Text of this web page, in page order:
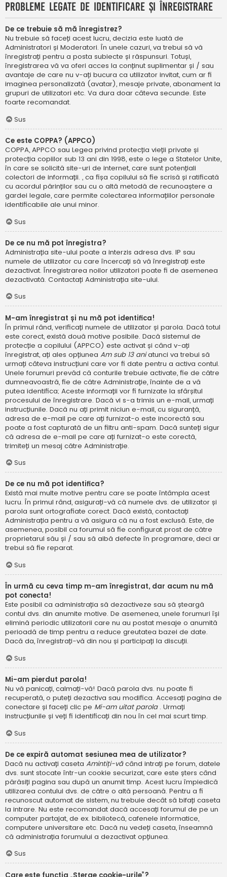
Probleme legate de identificare și înregistrare
De ce trebuie să mă înregistrez?
Nu trebuie să faceți acest lucru, decizia este luată de
Administratori și Moderatori. În unele cazuri, va trebui să vă
înregistrați pentru a posta subiecte și răspunsuri. Totuși,
înregistrarea vă va oferi acces la conținut suplimentar și / sau
avantaje de care nu v-ați bucura ca utilizator invitat, cum ar fi
imaginea personalizată (avatar), mesaje private, abonament la
grupuri de utilizatori etc. Va dura doar câteva secunde. Este
foarte recomandat.
Sus
Ce este COPPA? (APPCO)
COPPA, APPCO sau Legea privind protecția vieții private și
protecția copiilor sub 13 ani din 1998, este o lege a Statelor Unite,
în care se solicită site-uri de internet, care sunt potențiali
colectori de informații. , ca fișa copilului să fie scrisă și ratificată
cu acordul părinților sau cu o altă metodă de recunoaștere a
gardei legale, care permite colectarea informațiilor personale
identificabile ale unui minor.
Sus
De ce nu mă pot înregistra?
Administrația site-ului poate a interzis adresa dvs. IP sau
numele de utilizator cu care încercați să vă înregistrați este
dezactivat. Înregistrarea noilor utilizatori poate fi de asemenea
dezactivată. Contactați Administrația site-ului.
Sus
M-am înregistrat și nu mă pot identifica!
În primul rând, verificați numele de utilizator și parola. Dacă totul
este corect, există două motive posibile. Dacă sistemul de
protecție a copilului (APPCO) este activat și când v-ați
înregistrat, ați ales opțiunea Am sub 13 aniatunci va trebui să
urmați câteva instrucțiuni care vor fi date pentru a activa contul.
Unele forumuri prevăd că conturile trebuie activate, fie de către
dumneavoastră, fie de către Administrație, înainte de a vă
putea identifica; Aceste informații vor fi furnizate la sfârșitul
procesului de înregistrare. Dacă vi s-a trimis un e-mail, urmați
instrucțiunile. Dacă nu ați primit niciun e-mail, cu siguranță,
adresa de e-mail pe care ați furnizat-o este incorectă sau
poate a fost capturată de un filtru anti-spam. Dacă sunteți sigur
că adresa de e-mail pe care ați furnizat-o este corectă,
trimiteți un mesaj către Administrație.
Sus
De ce nu mă pot identifica?
Există mai multe motive pentru care se poate întâmpla acest
lucru. În primul rând, asigurați-vă că numele dvs. de utilizator și
parola sunt ortografiate corect. Dacă există, contactați
Administrația pentru a vă asigura că nu a fost exclusă. Este, de
asemenea, posibil ca forumul să fie configurat prost de către
proprietarul său și / sau să aibă defecte în programare, deci ar
trebui să fie reparat.
Sus
În urmă cu ceva timp m-am înregistrat, dar acum nu mă
pot conecta!
Este posibil ca administrația să dezactiveze sau să șteargă
contul dvs. din anumite motive. De asemenea, unele forumuri își
elimină periodic utilizatorii care nu au postat mesaje o anumită
perioadă de timp pentru a reduce greutatea bazei de date.
Dacă da, înregistrați-vă din nou și participați la discuții.
Sus
Mi-am pierdut parola!
Nu vă panicați, calmați-vă! Dacă parola dvs. nu poate fi
recuperată, o puteți dezactiva sau modifica. Accesați pagina de
conectare și faceți clic pe Mi-am uitat parola . Urmați
instrucțiunile și veți fi identificați din nou în cel mai scurt timp.
Sus
De ce expiră automat sesiunea mea de utilizator?
Dacă nu activați caseta Amintiți-văcând intrați pe forum, datele
dvs. sunt stocate într-un cookie securizat, care este șters când
părăsiți pagina sau după un anumit timp. Acest lucru împiedică
utilizarea contului dvs. de către o altă persoană. Pentru a fi
recunoscut automat de sistem, nu trebuie decât să bifați caseta
la intrare. Nu este recomandat dacă accesați forumul de pe un
computer partajat, de ex. bibliotecă, cafenele informatice,
computere universitare etc. Dacă nu vedeți caseta, înseamnă
că administrația forumului a dezactivat opțiunea.
Sus
Care este funcția „Șterge cookie-urile”?